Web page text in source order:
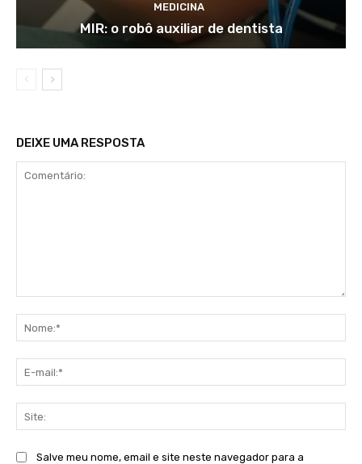
MEDICINA
MIR: o robô auxiliar de dentista
DEIXE UMA RESPOSTA
Salve meu nome, email e site neste navegador para a